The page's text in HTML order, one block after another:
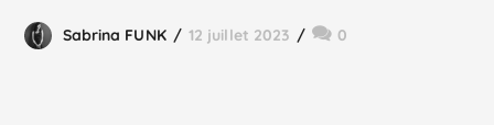
Sabrina FUNK 12 juillet 2023 0